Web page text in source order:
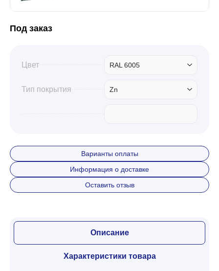
Забор
Водосточная система
Дача и сад
Другие товары
Под заказ
Цвет RAL 6005
Тип покрытия Zn
Варианты оплаты
Информация о доставке
Оставить отзыв
Описание
Характеристики товара